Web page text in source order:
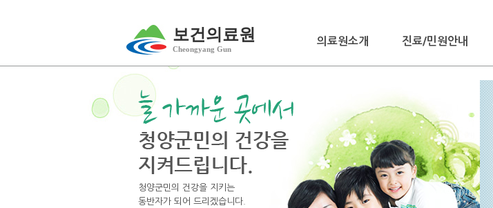
보건의료원
Cheongyang Gun
의료원소개 진료/민원안내
청양군민의 건강을 지키는
동반자가 되어 드리겠습니다.